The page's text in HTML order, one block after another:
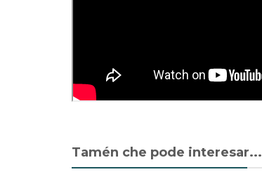
Tamén che pode interesar...